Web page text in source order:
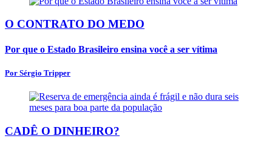
O CONTRATO DO MEDO
Por que o Estado Brasileiro ensina você a ser vítima
Por Sérgio Tripper
CADÊ O DINHEIRO?